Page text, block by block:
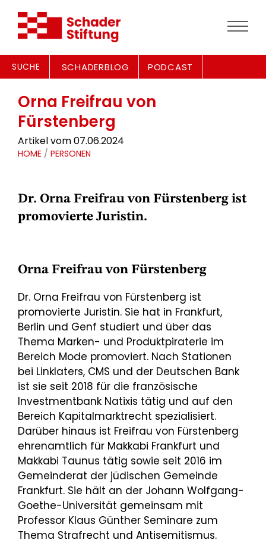
SUCHE SCHADERBLOG PODCAST
Orna Freifrau von
Fürstenberg
Artikel vom 07.06.2024
HOME / PERSONEN
Dr. Orna Freifrau von Fürstenberg ist
promovierte Juristin.
Orna Freifrau von Fürstenberg
Dr. Orna Freifrau von Fürstenberg ist
promovierte Juristin. Sie hat in Frankfurt,
Berlin und Genf studiert und über das
Thema Marken- und Produktpiraterie im
Bereich Mode promoviert. Nach Stationen
bei Linklaters, CMS und der Deutschen Bank
ist sie seit 2018 für die französische
Investmentbank Natixis tätig und auf den
Bereich Kapitalmarktrecht spezialisiert.
Darüber hinaus ist Freifrau von Fürstenberg
ehrenamtlich für Makkabi Frankfurt und
Makkabi Taunus tätig sowie seit 2016 im
Gemeinderat der jüdischen Gemeinde
Frankfurt. Sie hält an der Johann Wolfgang-
Goethe-Universität gemeinsam mit
Professor Klaus Günther Seminare zum
Thema Strafrecht und Antisemitismus.